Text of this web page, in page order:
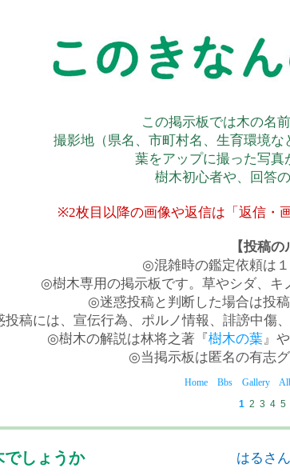
この掲示板では木の名
撮影地（県名、市町村名、生育環境な
葉をアップに撮った写真
樹木初心者や、回答
※2枚目以降の画像や返信は「返信・
【投稿の
◎混雑時の鑑定依頼は
◎樹木専用の掲示板です。草やシダ、キ
◎迷惑投稿と判断した場合は投
投稿には、宣伝行為、ポルノ情報、誹謗中傷
◎樹木の解説は林将之著『樹木の葉』
◎当掲示板は匿名の有志
Home Bbs Gallery
1 2 3 4 5
でしょうか はるさん